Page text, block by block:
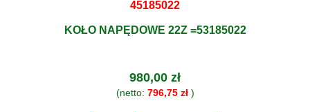
45185022
KOŁO NAPĘDOWE 22Z =53185022
980,00 zł
(netto: 796,75 zł)